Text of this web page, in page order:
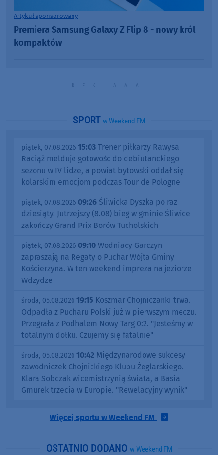
Artykuł sponsorowany
Premiera Samsung Galaxy Z Flip 8 - nowy król
kompaktów
SPORT w Weekend FM
piątek, 07.08.2026 15:03 Trener piłkarzy Rawysa
Raciąż melduje gotowość do debiutanckiego
sezonu w IV lidze, a powiat bytowski oddał się
kolarskim emocjom podczas Tour de Pologne
piątek, 07.08.2026 09:26 Śliwicka Dyszka po raz
dziesiąty. Jutrzejszy (8.08) bieg w gminie Śliwice
zakończy Grand Prix Borów Tucholskich
piątek, 07.08.2026 09:10 Wodniacy Garczyn
zapraszają na Regaty o Puchar Wójta Gminy
Kościerzyna. W ten weekend impreza na jeziorze
Wdzydze
środa, 05.08.2026 19:15 Koszmar Chojniczanki trwa.
Odpadła z Pucharu Polski już w pierwszym meczu.
Przegrała z Podhalem Nowy Targ 0:2. "Jesteśmy w
totalnym dołku. Czujemy się fatalnie"
środa, 05.08.2026 10:42 Międzynarodowe sukcesy
zawodniczek Chojnickiego Klubu Żeglarskiego.
Klara Sobczak wicemistrzynią świata, a Basia
Gmurek trzecia w Europie. "Rewelacyjny wynik"
Więcej sportu w Weekend FM
OSTATNIO DODANO w Weekend FM